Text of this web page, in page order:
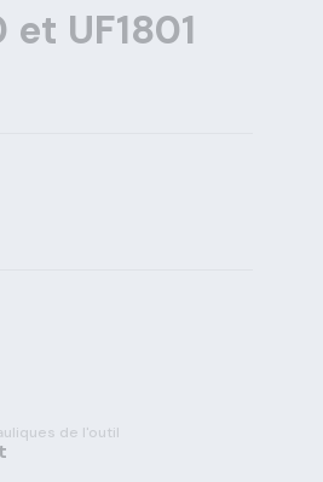
et UF1801
de l'outil